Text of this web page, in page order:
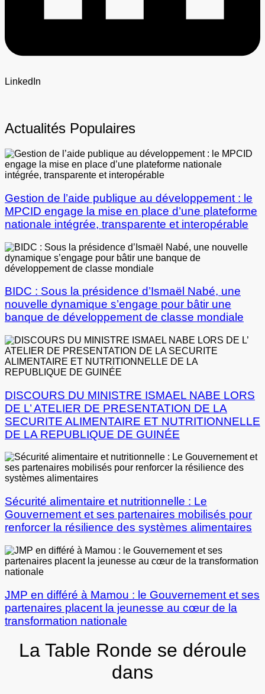
LinkedIn
Actualités Populaires
Gestion de l’aide publique au développement : le
MPCID engage la mise en place d’une plateforme
nationale intégrée, transparente et interopérable
BIDC : Sous la présidence d’Ismaël Nabé, une
nouvelle dynamique s’engage pour bâtir une
banque de développement de classe mondiale
DISCOURS DU MINISTRE ISMAEL NABE LORS
DE L’ ATELIER DE PRESENTATION DE LA
SECURITE ALIMENTAIRE ET NUTRITIONNELLE
DE LA REPUBLIQUE DE GUINÉE
Sécurité alimentaire et nutritionnelle : Le
Gouvernement et ses partenaires mobilisés pour
renforcer la résilience des systèmes alimentaires
JMP en différé à Mamou : le Gouvernement et ses
partenaires placent la jeunesse au cœur de la
transformation nationale
La Table Ronde se déroule
dans